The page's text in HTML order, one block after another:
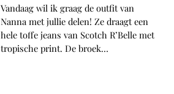
Vandaag wil ik graag de outfit van
Nanna met jullie delen! Ze draagt een
hele toffe jeans van Scotch R’Belle met
tropische print. De broek…